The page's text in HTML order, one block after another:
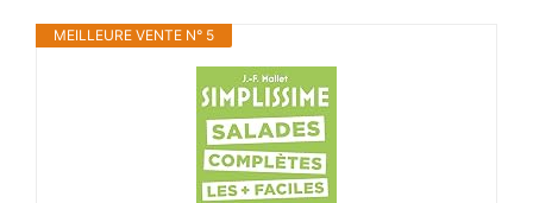
MEILLEURE VENTE N° 5